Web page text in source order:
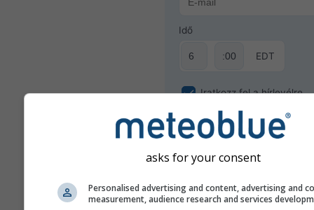
Idő
EDT
Iratkozz fel a hírlevélre
asks for your consent
Personalised advertising and content, advertising and
measurement, audience research and services